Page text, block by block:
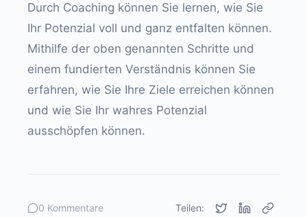
Durch Coaching können Sie lernen, wie Sie
Ihr Potenzial voll und ganz entfalten können.
Mithilfe der oben genannten Schritte und
einem fundierten Verständnis können Sie
erfahren, wie Sie Ihre Ziele erreichen können
und wie Sie Ihr wahres Potenzial
ausschöpfen können.
0 Kommentare Teilen: